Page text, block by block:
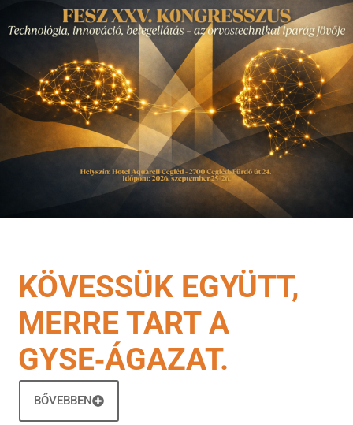
KÖVESSÜK EGYÜTT,
MERRE TART A
GYSE‑ÁGAZAT.
BŐVEBBEN